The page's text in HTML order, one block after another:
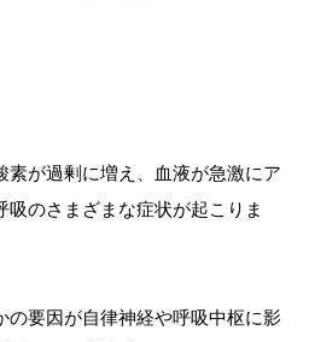
素が過剰に増え、血液が急激にア
吸のさまざまな症状が起こりま
の要因が自律神経や呼吸中枢に影